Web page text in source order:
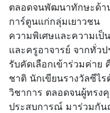
ตลอดจนพัฒนาทักษะด้า
การ์ตูนแก่กลุ่มเยาวชน
ความพิเศษและความเป็
และครูอาจารย์ จากทั่ว
รับคัดเลือกเข้าร่วมค่าย
ชาติ นักเขียนรางวัลซีไ
วิชาการ ตลอดจนผู้ทรง
ประสบการณ์ มาร่วมกัน